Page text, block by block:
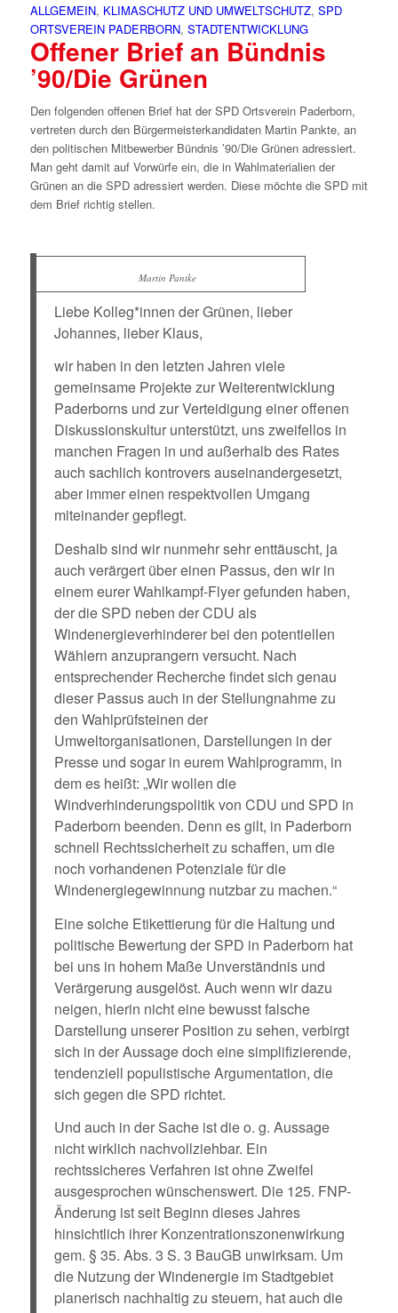
ALLGEMEIN, KLIMASCHUTZ UND UMWELTSCHUTZ, SPD
ORTSVEREIN PADERBORN, STADTENTWICKLUNG
Offener Brief an Bündnis
’90/Die Grünen
Den folgenden offenen Brief hat der SPD Ortsverein Paderborn,
vertreten durch den Bürgermeisterkandidaten Martin Pankte, an
den politischen Mitbewerber Bündnis ’90/Die Grünen adressiert.
Man geht damit auf Vorwürfe ein, die in Wahlmaterialien der
Grünen an die SPD adressiert werden. Diese möchte die SPD mit
dem Brief richtig stellen.
Martin Pantke
Liebe Kolleg*innen der Grünen, lieber
Johannes, lieber Klaus,
wir haben in den letzten Jahren viele
gemeinsame Projekte zur Weiterentwicklung
Paderborns und zur Verteidigung einer offenen
Diskussionskultur unterstützt, uns zweifellos in
manchen Fragen in und außerhalb des Rates
auch sachlich kontrovers auseinandergesetzt,
aber immer einen respektvollen Umgang
miteinander gepflegt.
Deshalb sind wir nunmehr sehr enttäuscht, ja
auch verärgert über einen Passus, den wir in
einem eurer Wahlkampf-Flyer gefunden haben,
der die SPD neben der CDU als
Windenergieverhinderer bei den potentiellen
Wählern anzuprangern versucht. Nach
entsprechender Recherche findet sich genau
dieser Passus auch in der Stellungnahme zu
den Wahlprüfsteinen der
Umweltorganisationen, Darstellungen in der
Presse und sogar in eurem Wahlprogramm, in
dem es heißt: „Wir wollen die
Windverhinderungspolitik von CDU und SPD in
Paderborn beenden. Denn es gilt, in Paderborn
schnell Rechtssicherheit zu schaffen, um die
noch vorhandenen Potenziale für die
Windenergiegewinnung nutzbar zu machen.“
Eine solche Etikettierung für die Haltung und
politische Bewertung der SPD in Paderborn hat
bei uns in hohem Maße Unverständnis und
Verärgerung ausgelöst. Auch wenn wir dazu
neigen, hierin nicht eine bewusst falsche
Darstellung unserer Position zu sehen, verbirgt
sich in der Aussage doch eine simplifizierende,
tendenziell populistische Argumentation, die
sich gegen die SPD richtet.
Und auch in der Sache ist die o. g. Aussage
nicht wirklich nachvollziehbar. Ein
rechtssicheres Verfahren ist ohne Zweifel
ausgesprochen wünschenswert. Die 125. FNP-
Änderung ist seit Beginn dieses Jahres
hinsichtlich ihrer Konzentrationszonenwirkung
gem. § 35. Abs. 3 S. 3 BauGB unwirksam. Um
die Nutzung der Windenergie im Stadtgebiet
planerisch nachhaltig zu steuern, hat auch die